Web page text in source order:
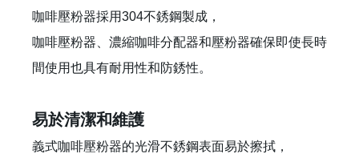
咖啡壓粉器採用304不銹鋼製成，
咖啡壓粉器、濃縮咖啡分配器和壓粉器確保即使長時
間使用也具有耐用性和防銹性。
易於清潔和維護
義式咖啡壓粉器的光滑不銹鋼表面易於擦拭，